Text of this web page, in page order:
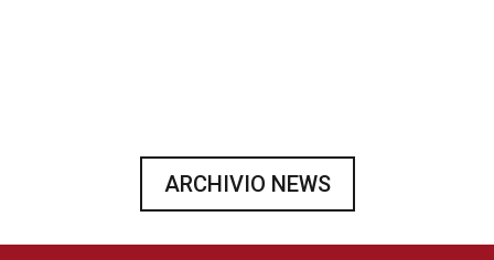
ARCHIVIO NEWS